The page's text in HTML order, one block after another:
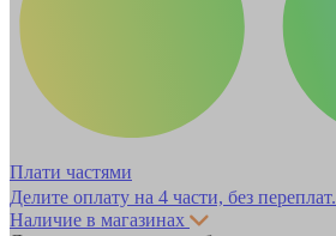
Плати частями
Делите оплату на 4 части, без переплат.
Наличие в магазинах